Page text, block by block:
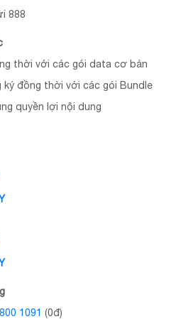
888
thời với các gói data cơ bản
ký đồng thời với các gói Bundle
quyền lợi nội dung
1091 (0đ)